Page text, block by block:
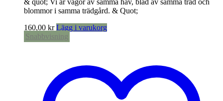
& quot; Vi är vågor av samma hav, blad av samma träd och
blommor i samma trädgård. & Quot;
160,00 kr Lägg i varukorg
Snabbvisning